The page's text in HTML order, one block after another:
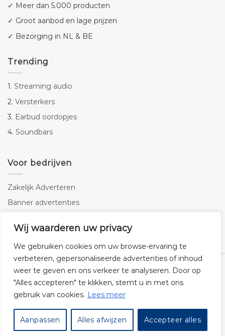
Wij waarderen uw privacy
We gebruiken cookies om uw browse-ervaring te
verbeteren, gepersonaliseerde advertenties of inhoud
weer te geven en ons verkeer te analyseren. Door op
"Alles accepteren" te klikken, stemt u in met ons
gebruik van cookies. Lees meer
Aanpassen Alles afwijzen Accepteer alles
✓ Meer dan 5.000 producten
✓ Groot aanbod en lage prijzen
✓ Bezorging in NL & BE
Trending
1. Streaming audio
2. Versterkers
3. Earbud oordopjes
4. Soundbars
Voor bedrijven
Zakelijk Adverteren
Banner advertenties
SEO copywriting
© 2026 -Audiogigant